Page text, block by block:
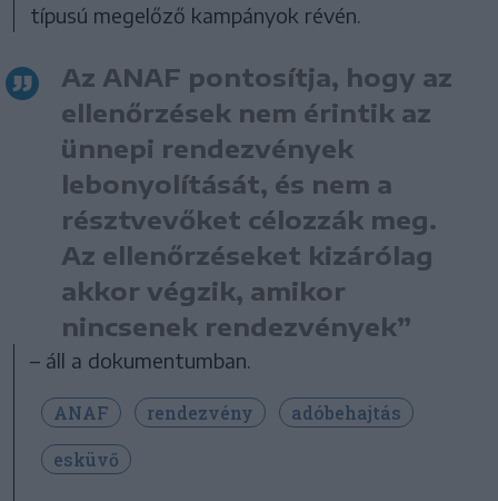
típusú megelőző kampányok révén.
Az ANAF pontosítja, hogy az
ellenőrzések nem érintik az
ünnepi rendezvények
lebonyolítását, és nem a
résztvevőket célozzák meg.
Az ellenőrzéseket kizárólag
akkor végzik, amikor
nincsenek rendezvények”
– áll a dokumentumban.
ANAF rendezvény
adóbehajtás
esküvő